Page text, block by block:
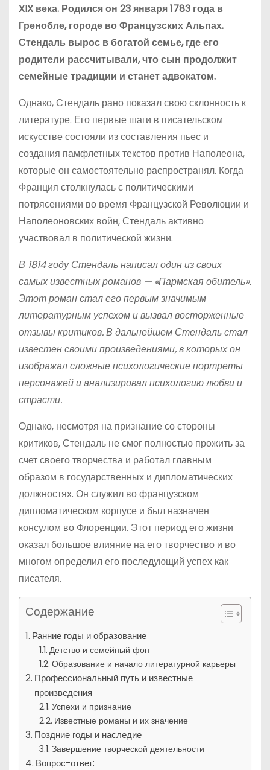
XIX века. Родился он 23 января 1783 года в
Гренобле, городе во Французских Альпах.
Стендаль вырос в богатой семье, где его
родители рассчитывали, что сын продолжит
семейные традиции и станет адвокатом.
Однако, Стендаль рано показал свою склонность к
литературе. Его первые шаги в писательском
искусстве состояли из составления пьес и
создания памфлетных текстов против Наполеона,
которые он самостоятельно распространял. Когда
Франция столкнулась с политическими
потрясениями во время Французской Революции и
Наполеоновских войн, Стендаль активно
участвовал в политической жизни.
В 1814 году Стендаль написал один из своих
самых известных романов — «Пармская обитель».
Этот роман стал его первым значимым
литературным успехом и вызвал восторженные
отзывы критиков. В дальнейшем Стендаль стал
известен своими произведениями, в которых он
изображал сложные психологические портреты
персонажей и анализировал психологию любви и
страсти.
Однако, несмотря на признание со стороны
критиков, Стендаль не смог полностью прожить за
счет своего творчества и работал главным
образом в государственных и дипломатических
должностях. Он служил во французском
дипломатическом корпусе и был назначен
консулом во Флоренции. Этот период его жизни
оказал большое влияние на его творчество и во
многом определил его последующий успех как
писателя.
Содержание
Ранние годы и образование
Детство и семейный фон
Образование и начало литературной карьеры
Профессиональный путь и известные
произведения
Успехи и признание
Известные романы и их значение
Поздние годы и наследие
Завершение творческой деятельности
Вопрос-ответ: